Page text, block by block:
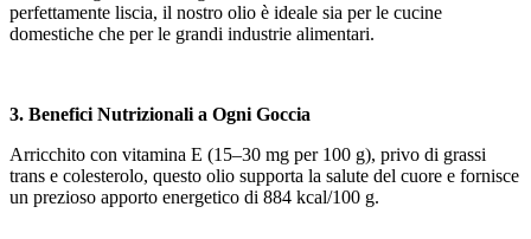
perfettamente liscia, il nostro olio è ideale sia per le cucine
domestiche che per le grandi industrie alimentari.
3. Benefici Nutrizionali a Ogni Goccia
Arricchito con vitamina E (15–30 mg per 100 g), privo di grassi
trans e colesterolo, questo olio supporta la salute del cuore e fornisce
un prezioso apporto energetico di 884 kcal/100 g.